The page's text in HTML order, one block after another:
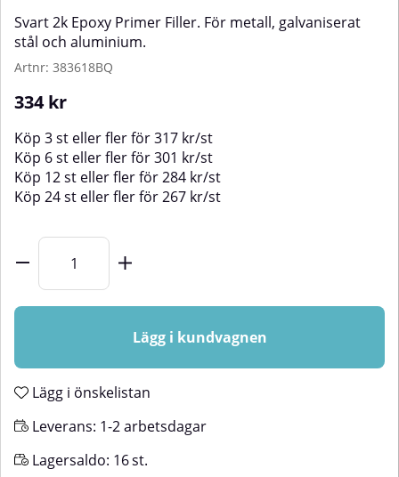
Svart 2k Epoxy Primer Filler. För metall, galvaniserat
stål och aluminium.
Artnr: 383618BQ
334kr
Köp 3 st eller fler för317 kr/st
Köp 6 st eller fler för301 kr/st
Köp 12 st eller fler för284 kr/st
Köp 24 st eller fler för267 kr/st
Lägg i kundvagnen
Lägg i önskelistan
Leverans: 1-2 arbetsdagar
Lagersaldo: 16st.